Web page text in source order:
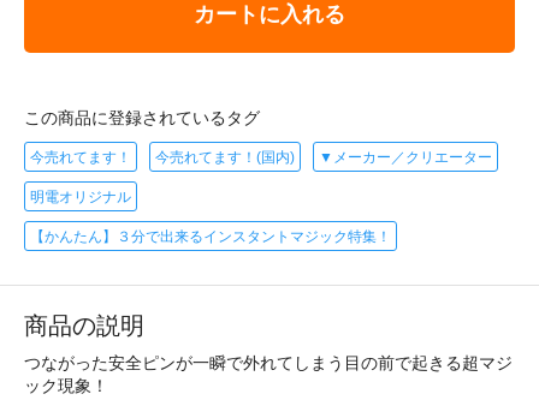
カートに入れる
この商品に登録されているタグ
今売れてます！ 今売れてます！(国内) ▼メーカー／クリエーター
明電オリジナル
【かんたん】３分で出来るインスタントマジック特集！
商品の説明
つながった安全ピンが一瞬で外れてしまう目の前で起きる超マジ
ック現象！